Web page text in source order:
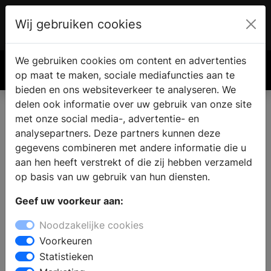
€ 0.00
Vind een keukenzaak in
Achlum
een keukenzaak vindt u complete keukens met
vrijstaande- en inbouw keukenapparatuur in
verschillende keukenstijlen. De deskundige
medewerkers staan klaar om u professioneel advies
geven bij het samenstellen van uw nieuwe keuken en u
Wij gebruiken cookies
We gebruiken cookies om content en advertenties
op maat te maken, sociale mediafuncties aan te
bieden en ons websiteverkeer te analyseren. We
delen ook informatie over uw gebruik van onze site
met onze social media-, advertentie- en
analysepartners. Deze partners kunnen deze
gegevens combineren met andere informatie die u
aan hen heeft verstrekt of die zij hebben verzameld
op basis van uw gebruik van hun diensten.
Geef uw voorkeur aan:
Noodzakelijke cookies
Voorkeuren
Statistieken